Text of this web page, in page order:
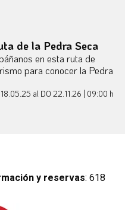
de la Pedra Seca
en esta ruta de
para conocer la Pedra
al DO 22.11.26 | 09:00 h
y reservas: 618